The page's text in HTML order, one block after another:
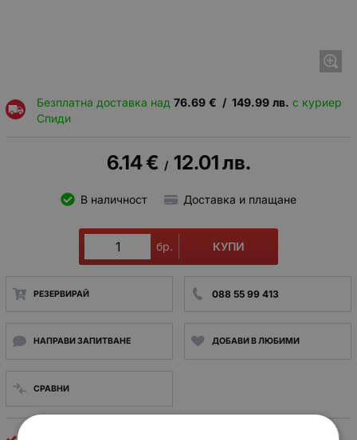
Безплатна доставка над 76.69 € / 149.99 лв. с куриер
Спиди
6.14€ / 12.01лв.
В наличност Доставка и плащане
бр. КУПИ
РЕЗЕРВИРАЙ 088 55 99 413
НАПРАВИ ЗАПИТВАНЕ ДОБАВИ В ЛЮБИМИ
СРАВНИ